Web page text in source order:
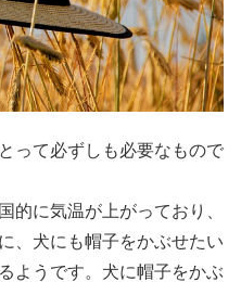
って必ずしも必要なもので
的に気温が上がっており、
、犬にも帽子をかぶせたい
ようです。犬に帽子をかぶ